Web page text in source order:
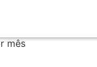
mês